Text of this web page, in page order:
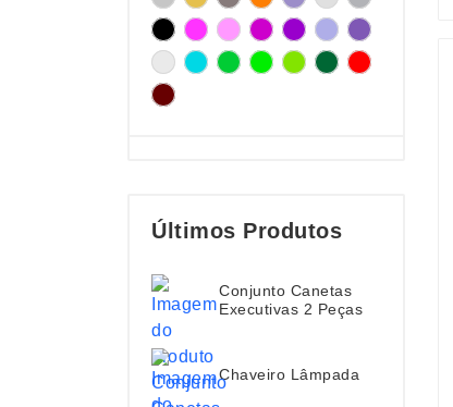
Últimos Produtos
Conjunto Canetas
Executivas 2 Peças
Chaveiro Lâmpada